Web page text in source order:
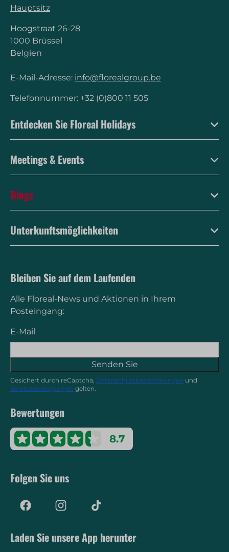
Hauptsitz
Hoogstraat 26-28
1000 Brüssel
Belgien
E-Mail-Adresse: info@florealgroup.be
Telefonnummer: +32 (0)800 11 505
Entdecken Sie Floreal Holidays
Meetings & Events
Blogs
Unterkunftsmöglichkeiten
Bleiben Sie auf dem Laufenden
Alle Floreal-News und Aktionen in Ihrem
Posteingang:
E-Mail
Senden Sie
Gesichert durch reCaptcha, Datenschutzbestimmungen und
Servicebedingungen gelten.
Bewertungen
8.7
Folgen Sie uns
Laden Sie unsere App herunter